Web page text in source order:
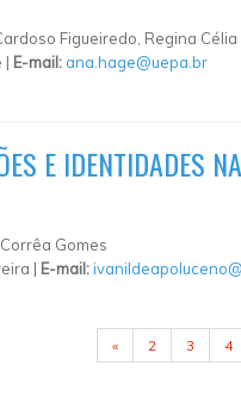
Figueiredo, Regina
| E-mail: ana.hage@uepa.br
E IDENTIDADES
Gomes
| E-mail:
« 2 3 4